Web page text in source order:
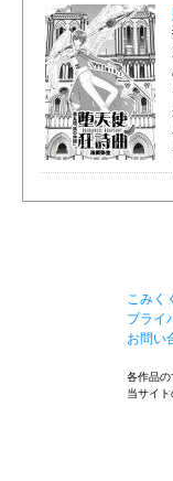
こみく
プライ
お問い
各作品の
当サイ